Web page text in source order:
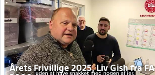
Årets Frivillige 2025, Liv Gish fra FA